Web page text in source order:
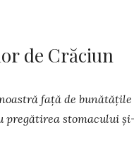
de Crăciun
față de bunătățile
pregătirea stomacului